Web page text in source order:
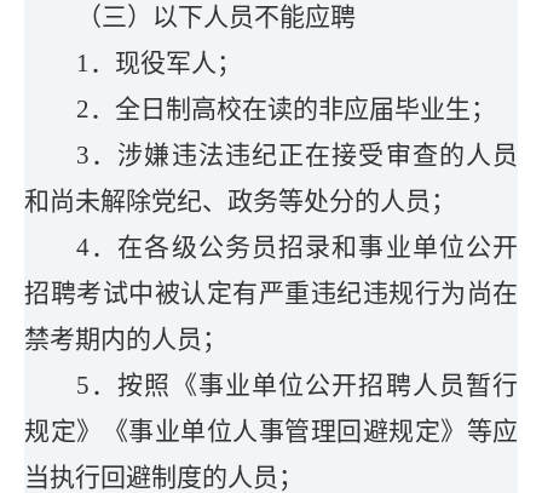
（三）以下人员不能应聘
1．现役军人；
2．全日制高校在读的非应届毕业生；
3．涉嫌违法违纪正在接受审查的人员
和尚未解除党纪、政务等处分的人员；
4．在各级公务员招录和事业单位公开
招聘考试中被认定有严重违纪违规行为尚在
禁考期内的人员；
5．按照《事业单位公开招聘人员暂行
规定》《事业单位人事管理回避规定》等应
当执行回避制度的人员；